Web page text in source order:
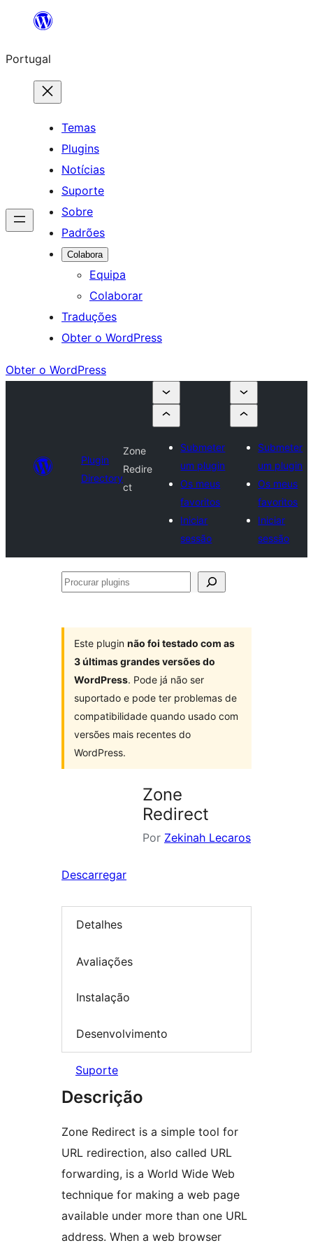
Saltar
o
conteúdo
Portugal
Temas
Plugins
Notícias
Suporte
Sobre
Padrões
Colabora
Equipa
Colaborar
Traduções
Obter o WordPress
Obter o WordPress
Plugin
Directory
Zone
Redire
ct
Submeter
um plugin
Os meus
favoritos
Iniciar
sessão
Submeter
um plugin
Os meus
favoritos
Iniciar
sessão
Procurar
Este plugin não foi testado com as
3 últimas grandes versões do
WordPress. Pode já não ser
suportado e pode ter problemas de
compatibilidade quando usado com
versões mais recentes do
WordPress.
Zone
Redirect
Por Zekinah Lecaros
Descarregar
Detalhes
Avaliações
Instalação
Desenvolvimento
Suporte
Descrição
Zone Redirect is a simple tool for
URL redirection, also called URL
forwarding, is a World Wide Web
technique for making a web page
available under more than one URL
address. When a web browser